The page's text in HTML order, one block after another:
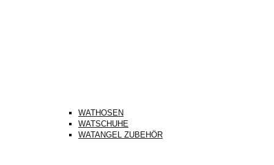
WATHOSEN
WATSCHUHE
WATANGEL ZUBEHÖR